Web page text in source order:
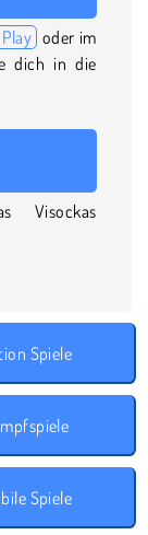
oder im
dich in die
Visockas
Spiele
Spiele